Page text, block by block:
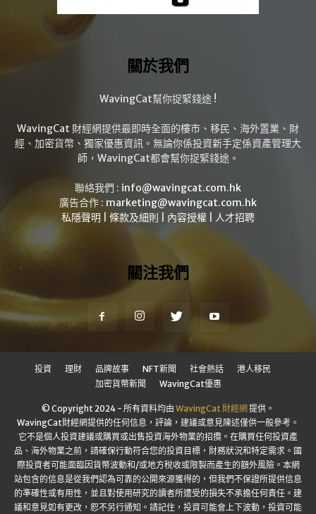
關於我們
WavingCat幫你捉緊錢途 !
WavingCat 財經網提供最即時全面的樓市、移民、海外置業、財
經、加密貨幣、獨家優惠資訊。無論你係投資新手定係資產管理大
師，WavingCat都會幫你捉緊錢途。
聯絡我們 : info@wavingcat.com.hk
廣告合作 : marketing@wavingcat.com.hk
私隱聲明
條款及細則 內容授權 人才招聘
關注我們
投資 理財 品牌故事 NFT新聞 社會熱話
港人移民
加密貨幣新聞
WavingCat優惠
© Copyright 2024 - 所有資料均由 WavingCat 財經網 提供。
WavingCat財經網提供的任何信息，評論，建議或意見陳述僅供一般參考。
它不是個人投資建議或購買或出售投資海外物業的招攬。在購買任何投資產
品、海外物業之前，請確保行動符合您的投資目標，財務狀況和特定需求。國
際投資者可能面臨因貨幣波動和/或地方稅收或限製而產生的額外風險。本網
站包含的信息是從我們認為可靠的公開來源獲得的，但我們不保證所提供信息
的準確性或有用性，並且對使用研究的讀者所遭受的損失不承擔任何責任。建
議和意見如有更改，恕不另行通知。請記住，投資可能會上下波動，投資可能